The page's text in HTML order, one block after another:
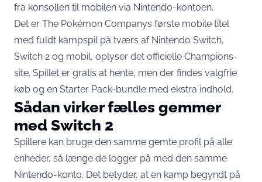
fra konsollen til mobilen via Nintendo-kontoen.
Det er The Pokémon Companys første mobile titel
med fuldt kampspil på tværs af Nintendo Switch,
Switch 2 og mobil, oplyser det officielle Champions-
site. Spillet er gratis at hente, men der findes valgfrie
køb og en Starter Pack-bundle med ekstra indhold.
Sådan virker fælles gemmer
med Switch 2
Spillere kan bruge den samme gemte profil på alle
enheder, så længe de logger på med den samme
Nintendo-konto. Det betyder, at en kamp begyndt på